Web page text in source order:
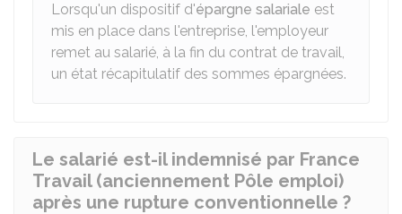
Lorsqu'un dispositif d'épargne salariale est
mis en place dans l'entreprise, l'employeur
remet au salarié, à la fin du contrat de travail,
un état récapitulatif des sommes épargnées.
Le salarié est-il indemnisé par France
Travail (anciennement Pôle emploi)
après une rupture conventionnelle ?